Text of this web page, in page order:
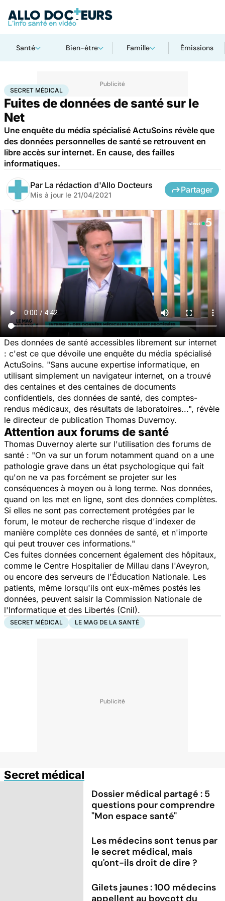
Santé Bien-être Famille Émissions
AccueilSantéSecret médical
SECRET MÉDICAL
Fuites de données de santé sur le
Net
Une enquête du média spécialisé ActuSoins révèle que
des données personnelles de santé se retrouvent en
libre accès sur internet. En cause, des failles
informatiques.
Par La rédaction d'Allo Docteurs
Mis à jour le 21/04/2021
Partager
Des données de santé accessibles librement sur internet
: c'est ce que dévoile une enquête du média spécialisé
ActuSoins. "Sans aucune expertise informatique, en
utilisant simplement un navigateur internet, on a trouvé
des centaines et des centaines de documents
confidentiels, des données de santé, des comptes-
rendus médicaux, des résultats de laboratoires...", révèle
le directeur de publication Thomas Duvernoy.
Attention aux forums de santé
Thomas Duvernoy alerte sur l'utilisation des forums de
santé : "On va sur un forum notamment quand on a une
pathologie grave dans un état psychologique qui fait
qu'on ne va pas forcément se projeter sur les
conséquences à moyen ou à long terme. Nos données,
quand on les met en ligne, sont des données complètes.
Si elles ne sont pas correctement protégées par le
forum, le moteur de recherche risque d'indexer de
manière complète ces données de santé, et n'importe
qui peut trouver ces informations."
Ces fuites données concernent également des hôpitaux,
comme le Centre Hospitalier de Millau dans l'Aveyron,
ou encore des serveurs de l'Éducation Nationale. Les
patients, même lorsqu'ils ont eux-mêmes postés les
données, peuvent saisir la Commission Nationale de
l'Informatique et des Libertés (Cnil).
SECRET MÉDICAL LE MAG DE LA SANTÉ
Secret médical
Dossier médical partagé : 5
questions pour comprendre
"Mon espace santé"
Les médecins sont tenus par
le secret médical, mais
qu'ont-ils droit de dire ?
Gilets jaunes : 100 médecins
appellent au boycott du